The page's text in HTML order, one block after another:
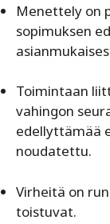
Menettely on
sopimuksen
Toimintaan
vahingon
edellyttämää
noudatettu.
Virheitä on
toistuvat.